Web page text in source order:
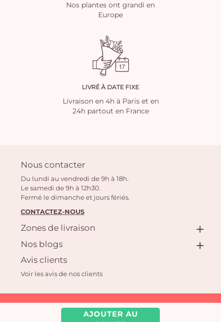
AJOUTER AU
Nos plantes ont grandi en
Europe
LIVRÉ À DATE FIXE
Livraison en 4h à Paris et en
24h partout en France
Nous contacter
Du lundi au vendredi de 9h à 18h.
Le samedi de 9h à 12h30.
Fermé le dimanche et jours fériés.
CONTACTEZ-NOUS
Zones de livraison
Nos blogs
Avis clients
Voir les avis de nos clients
Aquarelle.com SAS
39 rue Anatole France, 92300 Levallois-Perret | Fleuriste en ligne